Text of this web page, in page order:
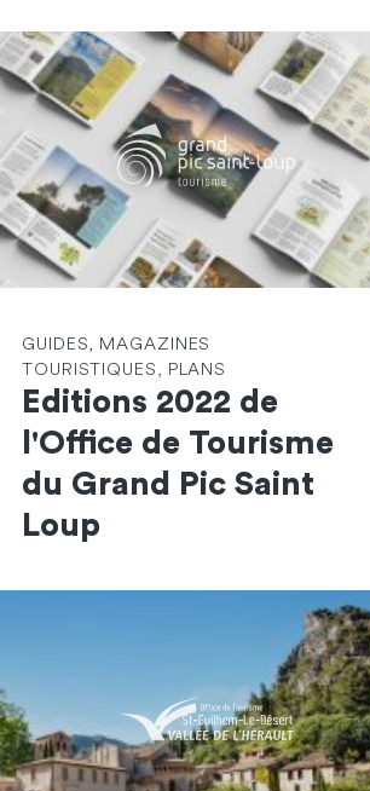
GUIDES, MAGAZINES
TOURISTIQUES, PLANS
Editions 2022 de
l'Office de Tourisme
du Grand Pic Saint
Loup